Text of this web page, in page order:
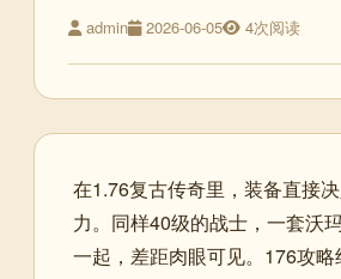
admin 2026-06-05 4次阅读
在1.76复古传奇里，装备直接
力。同样40级的战士，一套沃
一起，差距肉眼可见。176攻